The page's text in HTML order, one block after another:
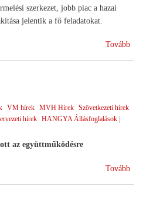
szerkezet, jobb piac a hazai
jelentik a fő feladatokat.
Tovább
VM hírek MVH Hírek Szövetkezeti hírek
hírek HANGYA Állásfoglalások
az együttműködésre
Tovább